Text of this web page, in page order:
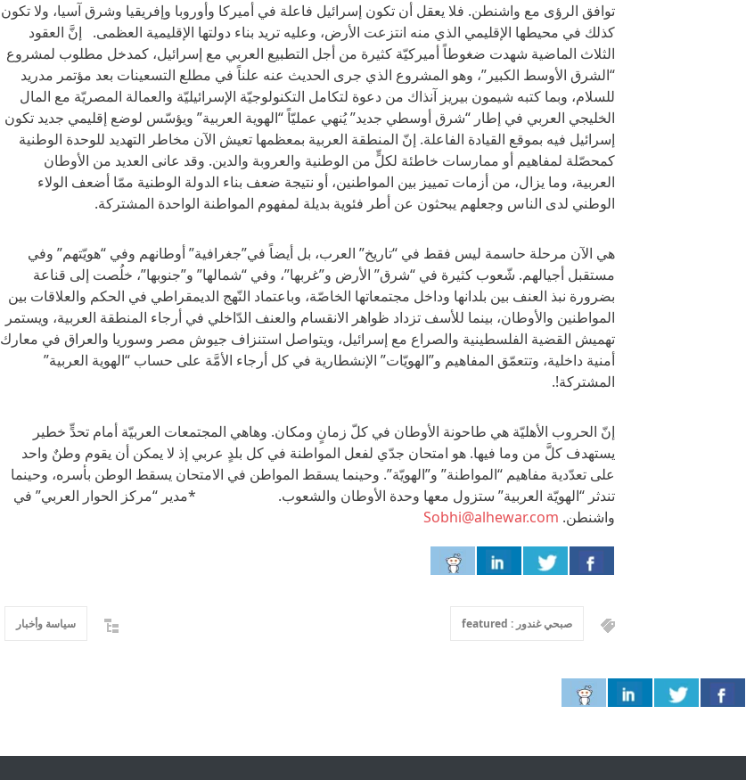
توافق الرؤى مع واشنطن. فلا يعقل أن تكون إسرائيل فاعلة في أميركا وأوروبا وإفريقيا وشرق آسيا، ولا تكون
كذلك في محيطها الإقليمي الذي منه انتزعت الأرض، وعليه تريد بناء دولتها الإقليمية العظمى. إنَّ العقود
الثلاث الماضية شهدت ضغوطاً أميركيّة كثيرة من أجل التطبيع العربي مع إسرائيل، كمدخل مطلوب لمشروع
“الشرق الأوسط الكبير”، وهو المشروع الذي جرى الحديث عنه علناً في مطلع التسعينات بعد مؤتمر مدريد
للسلام، وبما كتبه شيمون بيريز آنذاك من دعوة لتكامل التكنولوجيّة الإسرائيليّة والعمالة المصريّة مع المال
الخليجي العربي في إطار “شرق أوسطي جديد” يُنهي عمليّاً “الهوية العربية” ويؤسّس لوضع إقليمي جديد تكون
إسرائيل فيه بموقع القيادة الفاعلة. إنّ المنطقة العربية بمعظمها تعيش الآن مخاطر التهديد للوحدة الوطنية
كمحصّلة لمفاهيم أو ممارسات خاطئة لكلٍّ من الوطنية والعروبة والدين. وقد عانى العديد من الأوطان
العربية، وما يزال، من أزمات تمييز بين المواطنين، أو نتيجة ضعف بناء الدولة الوطنية ممّا أضعف الولاء
الوطني لدى الناس وجعلهم يبحثون عن أطر فئوية بديلة لمفهوم المواطنة الواحدة المشتركة.
هي الآن مرحلة حاسمة ليس فقط في “تاريخ” العرب، بل أيضاً في”جغرافية” أوطانهم وفي “هويّتهم” وفي
مستقبل أجيالهم. شّعوب كثيرة في “شرق” الأرض و”غربها”، وفي “شمالها” و”جنوبها”، خلُصت إلى قناعة
بضرورة نبذ العنف بين بلدانها وداخل مجتمعاتها الخاصّة، وباعتماد النّهج الديمقراطي في الحكم والعلاقات بين
المواطنين والأوطان، بينما للأسف تزداد ظواهر الانقسام والعنف الدّاخلي في أرجاء المنطقة العربية، ويستمر
تهميش القضية الفلسطينية والصراع مع إسرائيل، ويتواصل استنزاف جيوش مصر وسوريا والعراق في معارك
أمنية داخلية، وتتعمّق المفاهيم و”الهويّات” الإنشطارية في كل أرجاء الأمَّة على حساب “الهوية العربية”
المشتركة!.
إنّ الحروب الأهليّة هي طاحونة الأوطان في كلّ زمانٍ ومكان. وهاهي المجتمعات العربيّة أمام تحدٍّ خطير
يستهدف كلَّ من وما فيها. هو امتحان جدّي لفعل المواطنة في كل بلدٍ عربي إذ لا يمكن أن يقوم وطنٌ واحد
على تعدّدية مفاهيم “المواطنة” و”الهويّة”. وحينما يسقط المواطن في الامتحان يسقط الوطن بأسره، وحينما
تندثر “الهويّة العربية” ستزول معها وحدة الأوطان والشعوب. *مدير “مركز الحوار العربي” في
واشنطن. Sobhi@alhewar.com
صبحي غندور : featured سياسة وأخبار